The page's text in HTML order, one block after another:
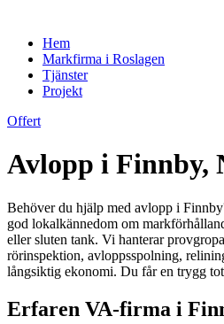
Hem
Markfirma i Roslagen
Tjänster
Projekt
Offert
Avlopp i Finnby,
Behöver du hjälp med avlopp i
god lokalkännedom om
eller sluten tank. Vi hanterar
rörinspektion, avloppsspolning,
långsiktig ekonomi. Du får en trygg
Erfaren VA-firma i